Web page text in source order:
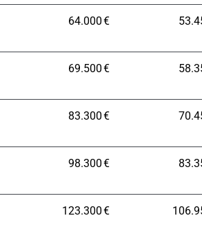
64.000 €
69.500 €
83.300 €
98.300 €
123.300 €